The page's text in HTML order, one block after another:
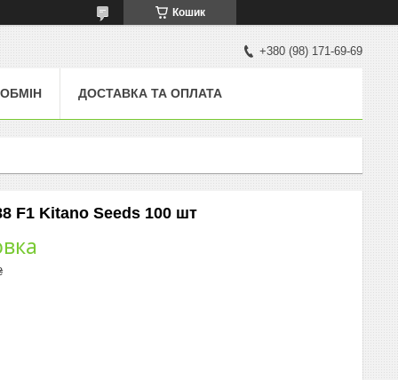
Кошик
+380 (98) 171-69-69
ДОСТАВКА ТА ОПЛАТА
F1 Kitano Seeds 100 шт